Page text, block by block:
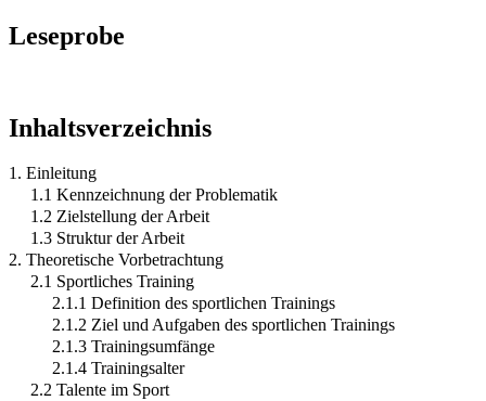
Leseprobe
Inhaltsverzeichnis
1. Einleitung
1.1 Kennzeichnung der Problematik
1.2 Zielstellung der Arbeit
1.3 Struktur der Arbeit
2. Theoretische Vorbetrachtung
2.1 Sportliches Training
2.1.1 Definition des sportlichen Trainings
2.1.2 Ziel und Aufgaben des sportlichen Trainings
2.1.3 Trainingsumfänge
2.1.4 Trainingsalter
2.2 Talente im Sport